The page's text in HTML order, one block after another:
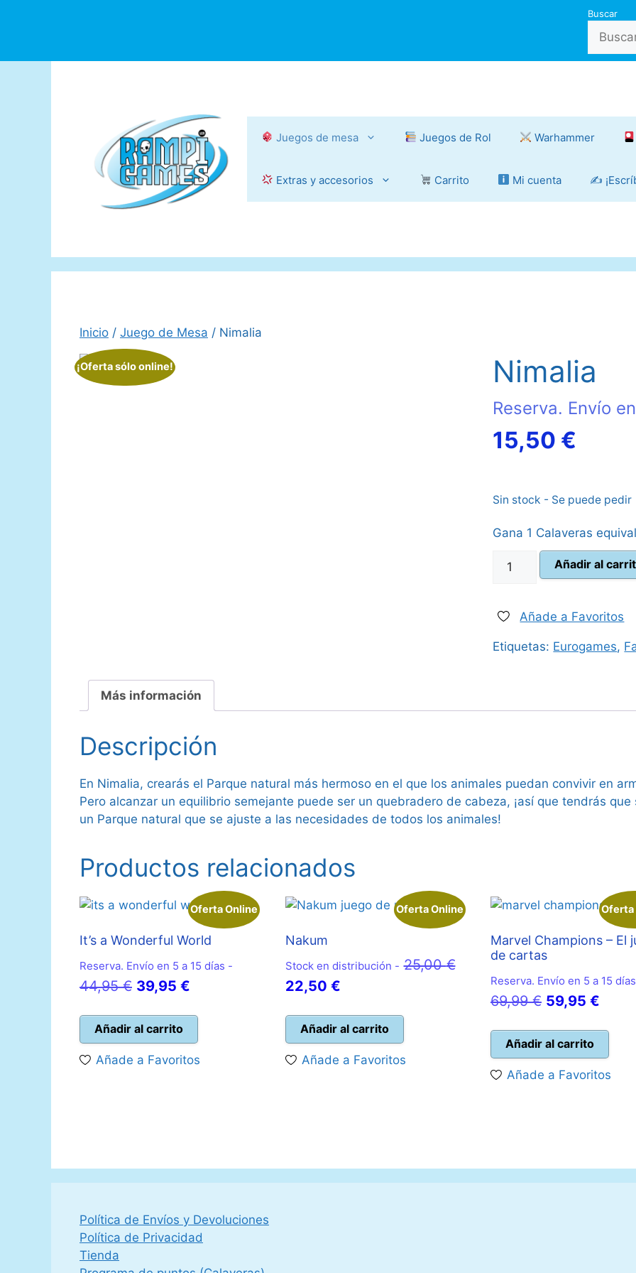
Buscar
Juegos de mesa Juegos de Rol Warhammer
Extras y accesorios Carrito Mi cuenta ✍️
Inicio / Juego de Mesa / Nimalia
¡Oferta sólo online! Nimalia
Reserva. Envío
15,50 €
actual
es:
Sin stock - Se puede pedir
Gana 1 Calaveras
Nimalia
cantidad
Añadir al
Añade a Favoritos
Etiquetas: Eurogames,
Más información
Descripción
En Nimalia, crearás el Parque natural más hermoso en el que los animales puedan convivir en
Pero alcanzar un equilibrio semejante puede ser un quebradero de cabeza, ¡así que tendrás
un Parque natural que se ajuste a las necesidades de todos los animales!
Productos relacionados
Oferta Online
It’s a Wonderful World
Reserva. Envío en 5 a 15 días -
44,95€ El
original
era:
44,95 €.
39,95 €
es:
39,95 €.
Añadir al carrito
Añade a Favoritos
Oferta Online
Nakum
Stock en distribución - 25,00€El
precio
original
25,00 €.
22,50 €El
actual
es:
22,50 €.
Añadir al carrito
Añade a Favoritos
Oferta
Marvel Champions – El
de cartas
Reserva. Envío en 5 a 15
69,99€ El
original
era:
69,99 €.
59,95 €
es:
59,95
Añadir al carrito
Añade a Favoritos
Política de Envíos y Devoluciones
Política de Privacidad
Tienda